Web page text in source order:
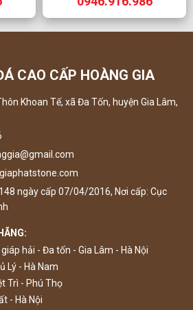
CAO CẤP HOÀNG GIA
Khoan Tế, xã Đa Tốn, huyện Gia Lâm,
ngày cấp 07/04/2016, Nơi cấp: Cục
hải - Đa tốn - Gia Lâm - Hà Nội
Lý - Hà Nam
Trì - Phú Thọ
- Hà Nội